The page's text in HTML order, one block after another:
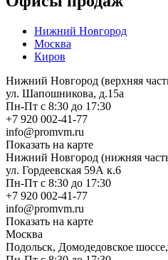
Нижний Новгород
Москва
Киров
Нижний Новгород (верхняя
ул. Шапошникова, д.15а
Пн-Пт с 8:30 до 17:30
+7 920 002-41-77
info@promvm.ru
Показать на карте
Нижний Новгород (нижняя
ул. Гордеевская 59А к.6
Пн-Пт с 8:30 до 17:30
+7 920 002-41-77
info@promvm.ru
Показать на карте
Москва
Подольск, Домодедовское